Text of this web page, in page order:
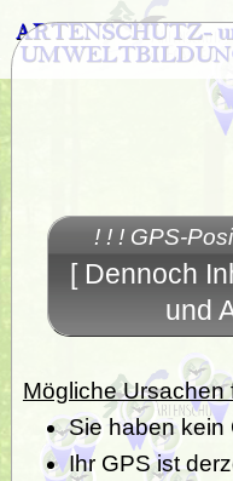
! ! ! GPS-
[ Dennoch
und
Mögliche Ursachen
Sie haben kein
Ihr GPS ist